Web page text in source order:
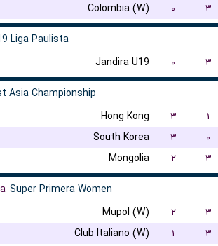
Colombia (W)
۰ ۳
Liga Paulista
Jandira U19
۰ ۳
Asia Championship
Hong Kong
۳ ۱
South Korea
۳ ۰
Mongolia
۲ ۳
Super Primera Women
Mupol (W)
۲ ۳
Club Italiano (W)
۱ ۳